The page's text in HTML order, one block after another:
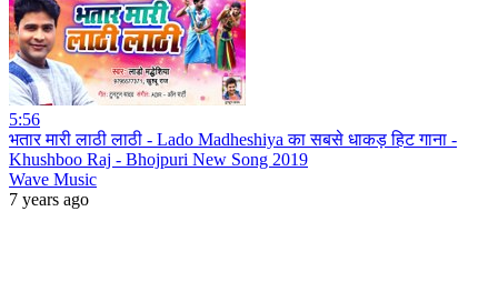
5:56
भतार मारी लाठी लाठी - Lado Madheshiya का सबसे धाकड़ हिट गाना -
Khushboo Raj - Bhojpuri New Song 2019
Wave Music
7 years ago